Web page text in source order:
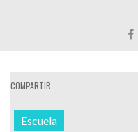
COMPARTIR
Escuela